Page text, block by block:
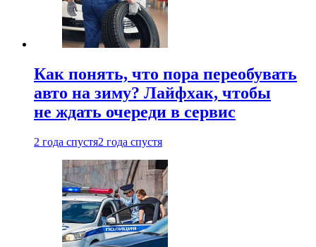
Как понять, что пора переобувать
авто на зиму? Лайфхак, чтобы
не ждать очереди в сервис
2 года спустя2 года спустя